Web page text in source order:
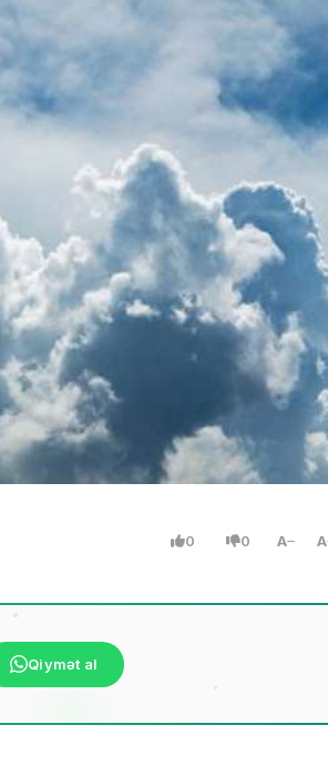
0 0 A A
Qiymət al